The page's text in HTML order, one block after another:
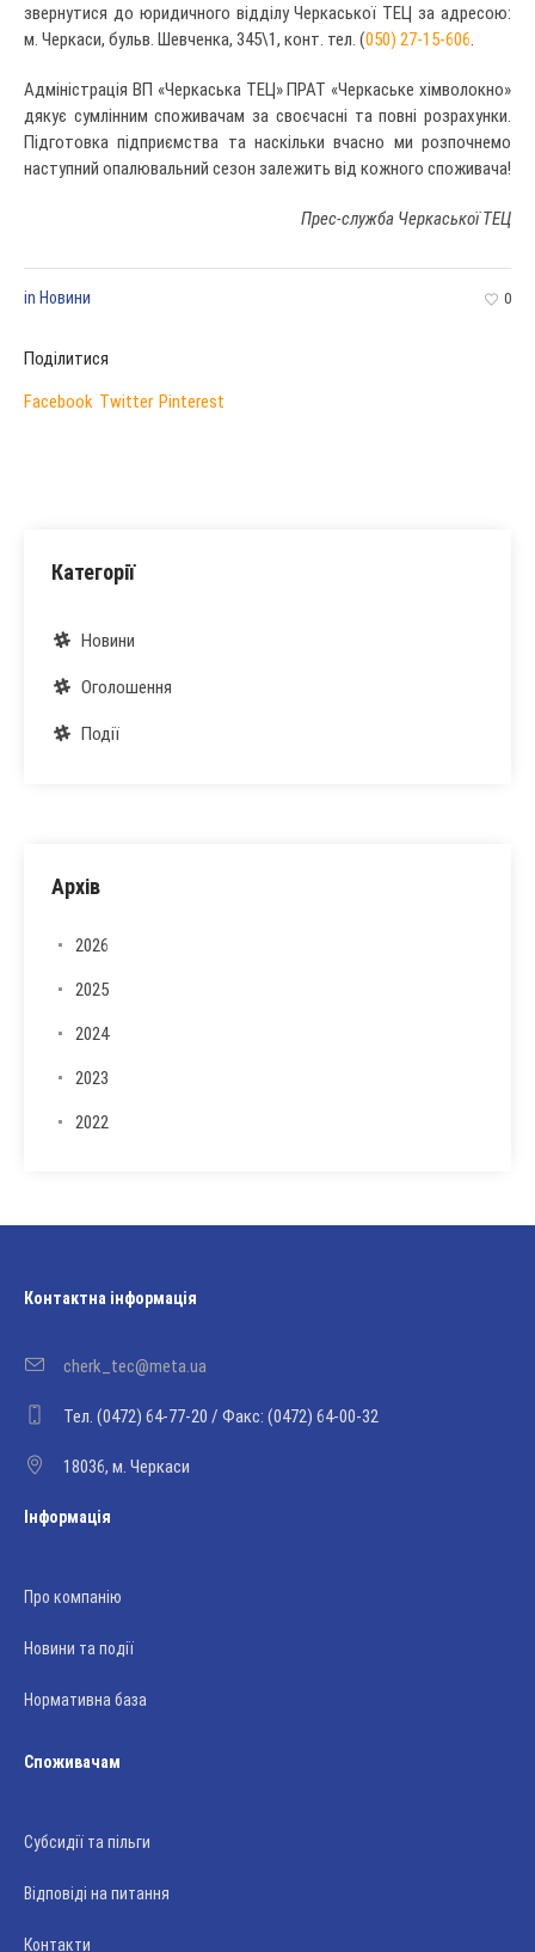
звернутися до юридичного відділу Черкаської ТЕЦ за адресою:
м. Черкаси, бульв. Шевченка, 345\1, конт. тел. (050) 27-15-606.
Адміністрація ВП «Черкаська ТЕЦ» ПРАТ «Черкаське хімволокно»
дякує сумлінним споживачам за своєчасні та повні розрахунки.
Підготовка підприємства та наскільки вчасно ми розпочнемо
наступний опалювальний сезон залежить від кожного споживача!
Прес-служба Черкаської ТЕЦ
0
in Новини
Поділитися
Facebook Twitter Pinterest
Категорії
Новини
Оголошення
Події
Архів
2026
2025
2024
2023
2022
Контактна інформація
cherk_tec@meta.ua
Тел. (0472) 64-77-20 / Факс: (0472) 64-00-32
18036, м. Черкаси
Інформація
Про компанію
Новини та події
Нормативна база
Споживачам
Субсидії та пільги
Відповіді на питання
Контакти